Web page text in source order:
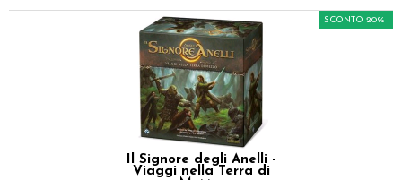
Il Signore degli Anelli -
Viaggi nella Terra di
SCONTO 20%